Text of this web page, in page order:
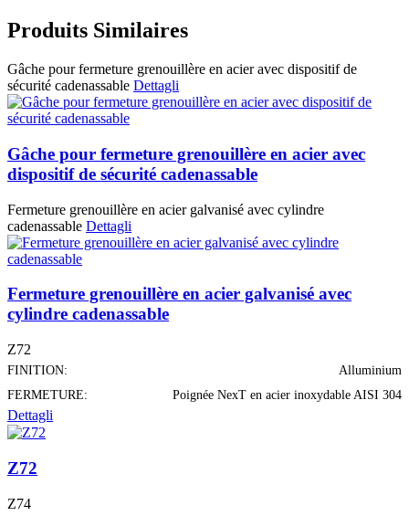
Produits Similaires
Gâche pour fermeture grenouillère en acier avec dispositif de
sécurité cadenassable Dettagli
Gâche pour fermeture grenouillère en acier avec
dispositif de sécurité cadenassable
Fermeture grenouillère en acier galvanisé avec cylindre
cadenassable Dettagli
Fermeture grenouillère en acier galvanisé avec
cylindre cadenassable
Z72
FINITION:
Alluminium
FERMETURE:
Poignée NexT en acier inoxydable AISI 304
Dettagli
Z72
Z74